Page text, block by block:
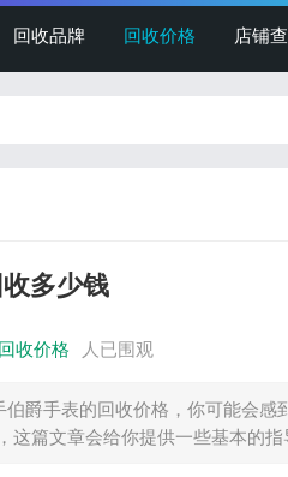
回收品牌 回收价格 店铺
多少钱
回收价格 人已围观
爵手表的回收价格，你可能会
这篇文章会给你提供一些基本的指